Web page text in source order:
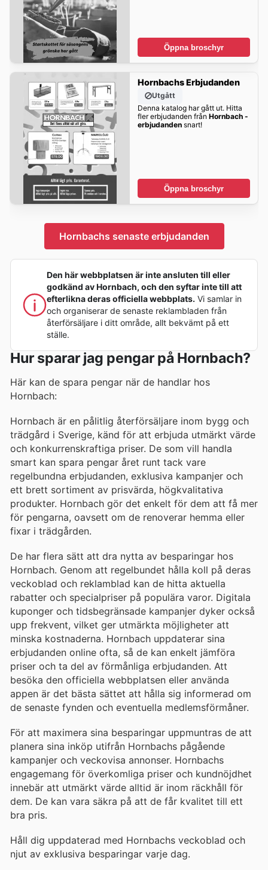
Öppna broschyr
Hornbachs Erbjudanden
Utgått
Denna katalog har gått ut. Hitta
fler erbjudanden från Hornbach -
erbjudandensnart!
Öppna broschyr
Hornbachs senaste erbjudanden
Den här webbplatsen är inte ansluten till eller
godkänd av Hornbach, och den syftar inte till att
efterlikna deras officiella webbplats. Vi samlar in
och organiserar de senaste reklambladen från
återförsäljare i ditt område, allt bekvämt på ett
ställe.
Hur sparar jag pengar på Hornbach?
Här kan de spara pengar när de handlar hos
Hornbach:
Hornbach är en pålitlig återförsäljare inom bygg och
trädgård i Sverige, känd för att erbjuda utmärkt värde
och konkurrenskraftiga priser. De som vill handla
smart kan spara pengar året runt tack vare
regelbundna erbjudanden, exklusiva kampanjer och
ett brett sortiment av prisvärda, högkvalitativa
produkter. Hornbach gör det enkelt för dem att få mer
för pengarna, oavsett om de renoverar hemma eller
fixar i trädgården.
De har flera sätt att dra nytta av besparingar hos
Hornbach. Genom att regelbundet hålla koll på deras
veckoblad och reklamblad kan de hitta aktuella
rabatter och specialpriser på populära varor. Digitala
kuponger och tidsbegränsade kampanjer dyker också
upp frekvent, vilket ger utmärkta möjligheter att
minska kostnaderna. Hornbach uppdaterar sina
erbjudanden online ofta, så de kan enkelt jämföra
priser och ta del av förmånliga erbjudanden. Att
besöka den officiella webbplatsen eller använda
appen är det bästa sättet att hålla sig informerad om
de senaste fynden och eventuella medlemsförmåner.
För att maximera sina besparingar uppmuntras de att
planera sina inköp utifrån Hornbachs pågående
kampanjer och veckovisa annonser. Hornbachs
engagemang för överkomliga priser och kundnöjdhet
innebär att utmärkt värde alltid är inom räckhåll för
dem. De kan vara säkra på att de får kvalitet till ett
bra pris.
Håll dig uppdaterad med Hornbachs veckoblad och
njut av exklusiva besparingar varje dag.